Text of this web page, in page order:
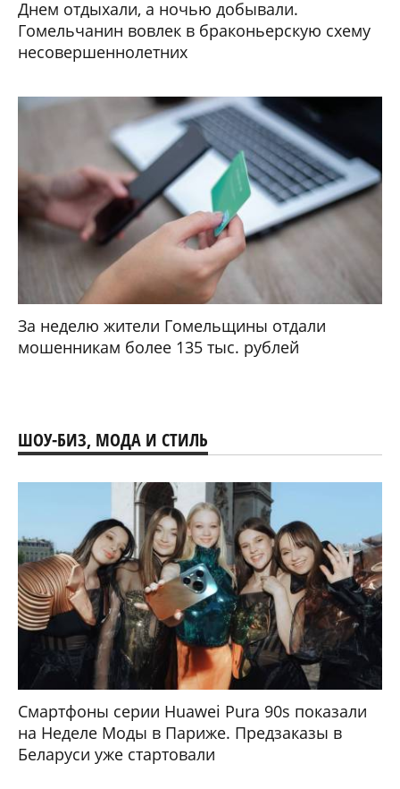
Днем отдыхали, а ночью добывали.
Гомельчанин вовлек в браконьерскую схему
несовершеннолетних
За неделю жители Гомельщины отдали
мошенникам более 135 тыс. рублей
ШОУ-БИЗ, МОДА И СТИЛЬ
Смартфоны серии Huawei Pura 90s показали
на Неделе Моды в Париже. Предзаказы в
Беларуси уже стартовали